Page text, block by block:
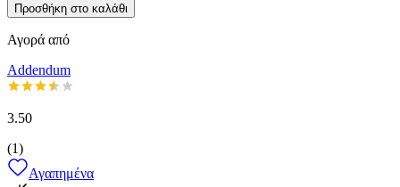
Προσθήκη στο καλάθι
Αγορά από
Addendum
3.50
(1)
Αγαπημένα